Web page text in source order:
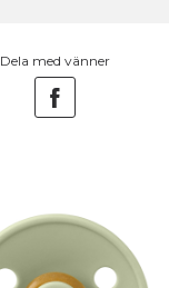
Dela med vänner